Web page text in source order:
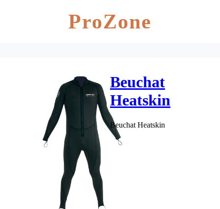
ProZone
Beuchat
Heatskin
inderdragt X-
Large
Beuchat Heatskin